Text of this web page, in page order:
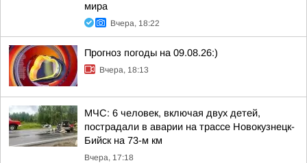
мира
Вчера, 18:22
Прогноз погоды на 09.08.26:)
Вчера, 18:13
МЧС: 6 человек, включая двух детей,
пострадали в аварии на трассе Новокузнецк-
Бийск на 73-м км
Вчера, 17:18